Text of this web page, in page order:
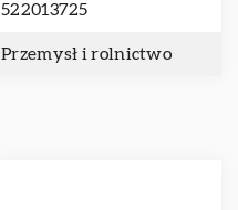
522013725
Przemysł i rolnictwo